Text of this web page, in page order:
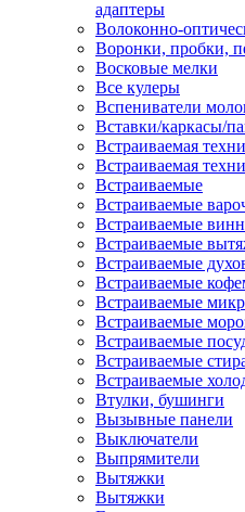
адаптеры
Волоконно-
Воронки, пробки,
Восковые мелки
Все кулеры
Вспениватели
Вставки/каркасы/
Встраиваемая
Встраиваемая
Встраиваемые
Встраиваемые
Встраиваемые
Встраиваемые
Встраиваемые
Встраиваемые
Встраиваемые
Встраиваемые
Встраиваемые
Встраиваемые
Встраиваемые
Втулки, бушинги
Вызывные панели
Выключатели
Выпрямители
Вытяжки
Вытяжки